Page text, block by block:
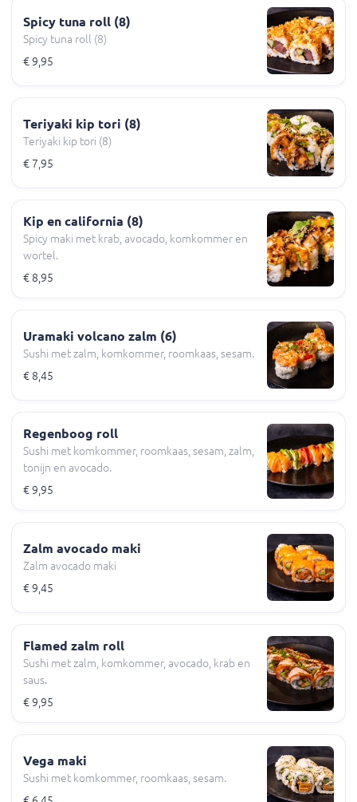
Spicy tuna roll (8)
Spicy tuna roll (8)
€ 9,95
Teriyaki kip tori (8)
Teriyaki kip tori (8)
€ 7,95
Kip en california (8)
Spicy maki met krab, avocado, komkommer en
wortel.
€ 8,95
Uramaki volcano zalm (6)
Sushi met zalm, komkommer, roomkaas, sesam.
€ 8,45
Regenboog roll
Sushi met komkommer, roomkaas, sesam, zalm,
tonijn en avocado.
€ 9,95
Zalm avocado maki
Zalm avocado maki
€ 9,45
Flamed zalm roll
Sushi met zalm, komkommer, avocado, krab en
saus.
€ 9,95
Vega maki
Sushi met komkommer, roomkaas, sesam.